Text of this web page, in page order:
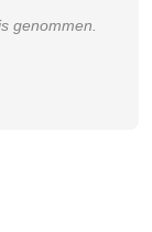
genommen.